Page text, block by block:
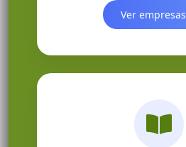
Ver empresas